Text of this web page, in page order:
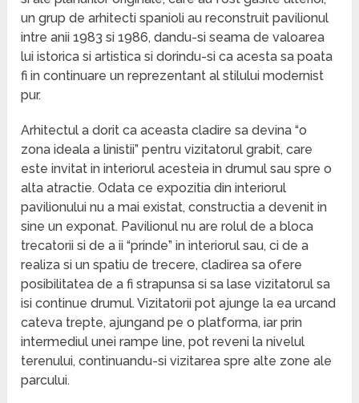
un grup de arhitecti spanioli au reconstruit pavilionul
intre anii 1983 si 1986, dandu-si seama de valoarea
lui istorica si artistica si dorindu-si ca acesta sa poata
fi in continuare un reprezentant al stilului modernist
pur.
Arhitectul a dorit ca aceasta cladire sa devina “o
zona ideala a linistii” pentru vizitatorul grabit, care
este invitat in interiorul acesteia in drumul sau spre o
alta atractie. Odata ce expozitia din interiorul
pavilionului nu a mai existat, constructia a devenit in
sine un exponat. Pavilionul nu are rolul de a bloca
trecatorii si de a ii “prinde” in interiorul sau, ci de a
realiza si un spatiu de trecere, cladirea sa ofere
posibilitatea de a fi strapunsa si sa lase vizitatorul sa
isi continue drumul. Vizitatorii pot ajunge la ea urcand
cateva trepte, ajungand pe o platforma, iar prin
intermediul unei rampe line, pot reveni la nivelul
terenului, continuandu-si vizitarea spre alte zone ale
parcului.